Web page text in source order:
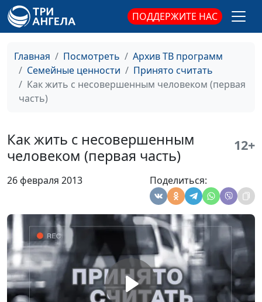
ПОДДЕРЖИТЕ НАС
Главная Посмотреть
Архив ТВ программ
Семейные ценности
Принято считать
Как жить с несовершенным человеком (первая
часть)
Как жить с несовершенным
человеком (первая часть)
12+
26 февраля 2013 Поделиться:
психолог, семейный
консультант
Людмила Верлан,
психолог, семейный
консультант
психолог, семейный
консультант
Побеждаем депрессию
Юлия Синицына,
Людмила Верлан,
психолог, семейный
консультант
Кризис 25-ти лет
Юлия Синицына,
Людмила Верлан,
психолог, семейный
консультант